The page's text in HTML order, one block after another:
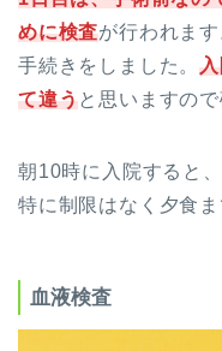
めに検査が行われま
手続きをしました。
て違うと思いますの
朝10時に入院すると
特に制限はなく夕食ま
血液検査